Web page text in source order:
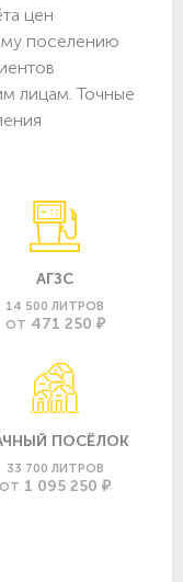
цен
поселению
лицам. Точные
АГЗС
14 500 ЛИТРОВ
ОТ 471 250 ₽
ПОСЁЛОК
33 700 ЛИТРОВ
ОТ 1 095 250 ₽